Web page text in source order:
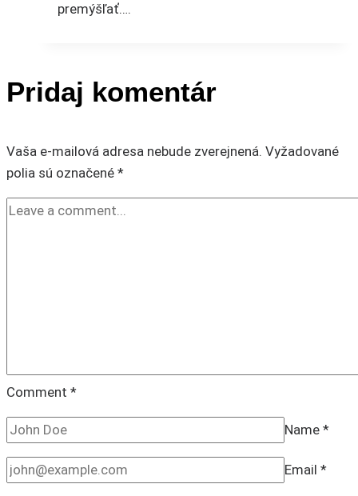
premýšľať….
Pridaj komentár
Vaša e-mailová adresa nebude zverejnená. Vyžadované
polia sú označené *
Comment *
Name *
Email *